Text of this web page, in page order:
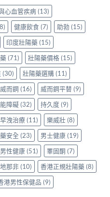
心血管疾病 (13)
健康飲食 (7) 助勃 (15)
印度壯陽藥 (15)
(71) 壯陽藥價格 (15)
(30) 壯陽藥選購 (11)
威而鋼 (16) 威而鋼平替 (9)
障礙 (32) 持久度 (9)
早洩治療 (11) 樂威壯 (8)
安全 (23) 男士健康 (19)
男性健康 (51) 睪固酮 (7)
那非 (10) 香港正規壯陽藥 (8)
港男性保健品 (9)